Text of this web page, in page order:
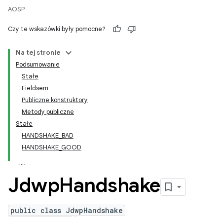
AOSP
Czy te wskazówki były pomocne?
Na tej stronie
Podsumowanie
Stałe
Fieldsem
Publiczne konstruktory
Metody publiczne
Stałe
HANDSHAKE_BAD
HANDSHAKE_GOOD
JdwpHandshake
public class JdwpHandshake